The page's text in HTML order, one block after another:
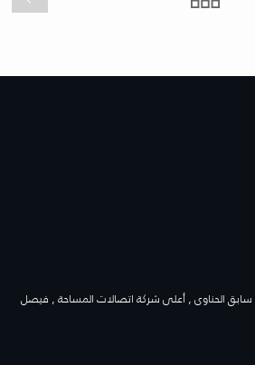
الحناوى , أعلى شركة اتصالات المساحة , فيصل